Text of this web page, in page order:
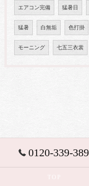
エアコン完備 猛暑日
猛暑 白無垢 色打掛
モーニング 七五三衣裳
0120-339-389